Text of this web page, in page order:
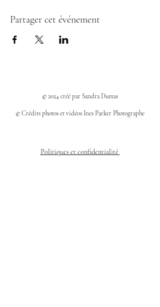
Partager cet événement
© 2024 créé par Sandra Dumas
© Crédits photos et vidéos Ines Parker Photographe
Politiques et confidentialité